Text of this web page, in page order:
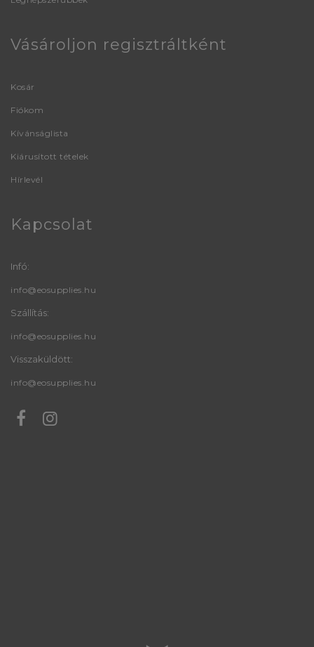
Vásároljon regisztráltként
Kosár
Fiókom
Kívánságlista
Kiárusított tételek
Hírlevél
Kapcsolat
Infó:
info@eosupplies.hu
Szállítás:
info@eosupplies.hu
Visszaküldött:
info@eosupplies.hu